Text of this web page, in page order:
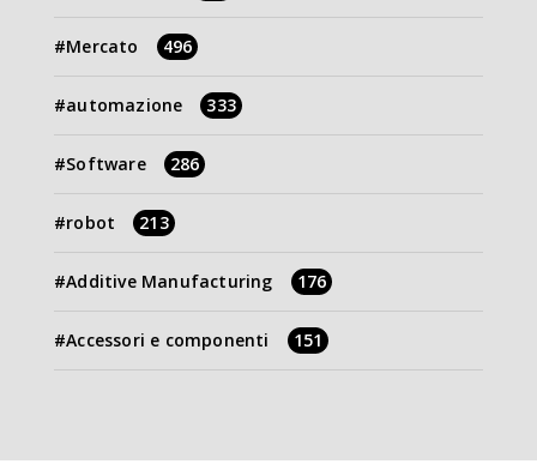
Mercato 496
automazione 333
Software 286
robot 213
Additive Manufacturing 176
Accessori e componenti 151